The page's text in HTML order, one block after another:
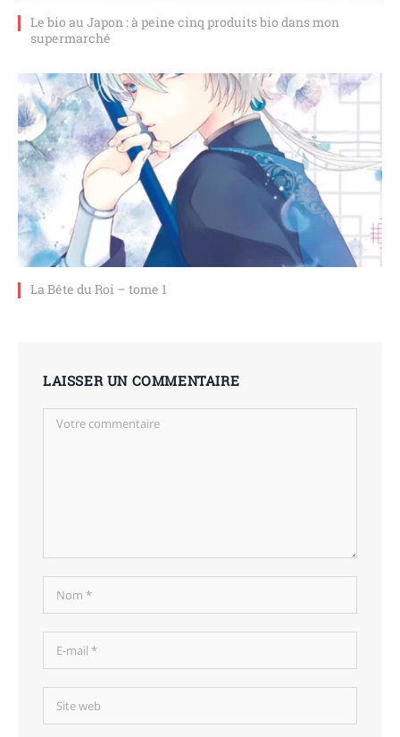
Le bio au Japon : à peine cinq produits bio dans mon
supermarché
La Bête du Roi – tome 1
LAISSER UN COMMENTAIRE